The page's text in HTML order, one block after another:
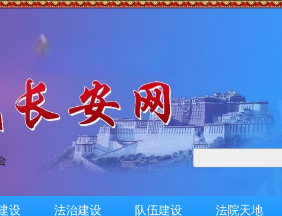
设 法治建设 队伍建设 法院天地